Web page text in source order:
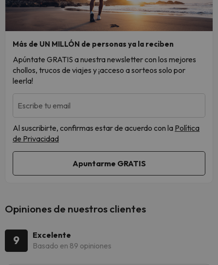
Más de UN MILLÓN de personas ya la reciben
Apúntate GRATIS a nuestra newsletter con los mejores
chollos, trucos de viajes y ¡acceso a sorteos solo por
leerla!
Escribe tu email
Al suscribirte, confirmas estar de acuerdo con la Política
de Privacidad
Opiniones de nuestros clientes
9
Excelente
Basado en 89 opiniones